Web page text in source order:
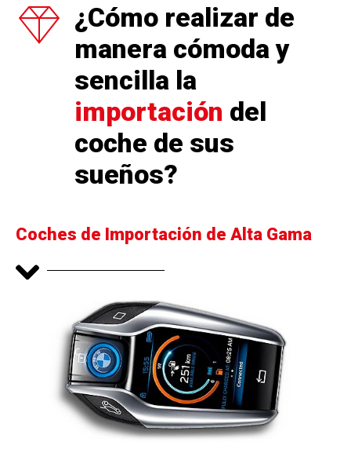
¿Cómo realizar de
manera cómoda y
sencilla la
importación del
coche de sus
sueños?
Coches de Importación de Alta Gama